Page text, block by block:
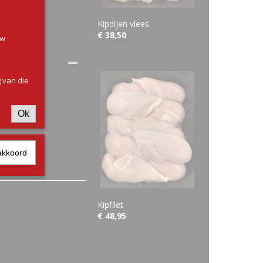
Kipdijen vlees
€ 38,50
Kipfilet
€ 48,95
die
Ok